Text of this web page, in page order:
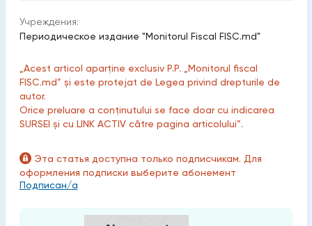
Учреждения:
Периодическое издание "Monitorul Fiscal FISC.md"
„Acest articol aparține exclusiv P.P. „Monitorul fiscal
FISC.md” și este protejat de Legea privind drepturile de
autor.
Orice preluare a conținutului se face doar cu indicarea
SURSEI și cu LINK ACTIV către pagina articolului”.
Эта статья доступна только подписчикам. Для
оформления подписки выберите абонемент
Подписан/а